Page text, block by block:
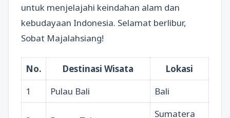
untuk menjelajahi keindahan alam dan
kebudayaan Indonesia. Selamat berlibur,
Sobat Majalahsiang!
No. Destinasi Wisata
Lokasi
1
Pulau Bali Bali
Sumatera